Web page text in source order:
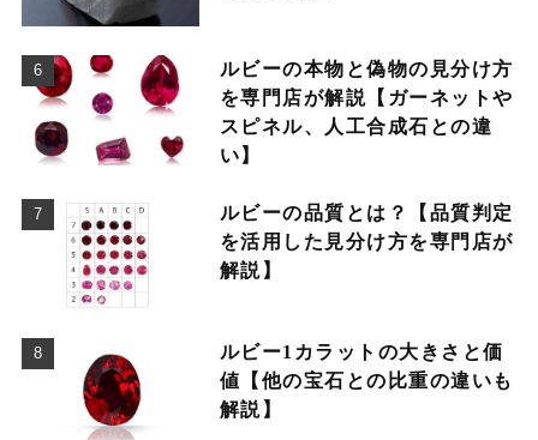
ルビーの本物と偽物の見分け方
を専門店が解説【ガーネットや
スピネル、人工合成石との違
い】
ルビーの品質とは？【品質判定
を活用した見分け方を専門店が
解説】
ルビー1カラットの大きさと価
値【他の宝石との比重の違いも
解説】